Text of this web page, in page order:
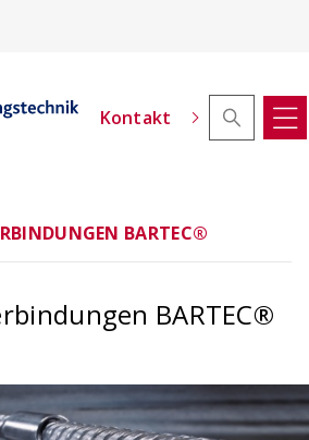
Kontakt
- Konfigurator
mit Höhenversatz
BARTEC®
BARTEC®